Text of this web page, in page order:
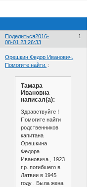
Поделиться 1
2016-
08-01 23:26:33
Орешкин Федор Иванович.
Помогите найти. :
Тамара
Ивановна
написал(а):
Здравствуйте !
Помогите найти
родственников
капитана
Орешкина
Федора
Ивановича , 1923
г.р.,погибшего в
Латвии в 1945
году . Была жена